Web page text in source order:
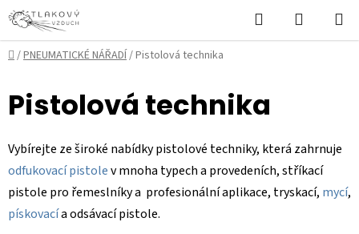
Přejít
na
obsah
Hledat
KOŠÍK
Domů
/PNEUMATICKÉ NÁŘADÍ/Pistolová technika
Pistolová technika
Vybírejte ze široké nabídky pistolové techniky, která zahrnuje
odfukovací pistolev mnoha typech a provedeních, stříkací
pistole pro řemeslníky a profesionální aplikace, tryskací, mycí,
pískovacía odsávací pistole.